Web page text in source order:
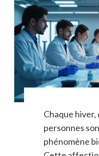
Chaque hiver,
personnes
phénomène